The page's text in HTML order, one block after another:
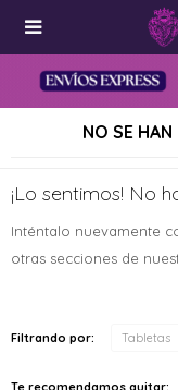

NO SE
¡Lo sentimos! No
Inténtalo nuevamente
otras secciones de
Filtrando por: Tabletas
Te recomendamos quitar: